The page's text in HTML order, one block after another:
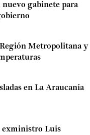
nuevo gabinete para
Metropolitana y
en La Araucanía
exministro Luis